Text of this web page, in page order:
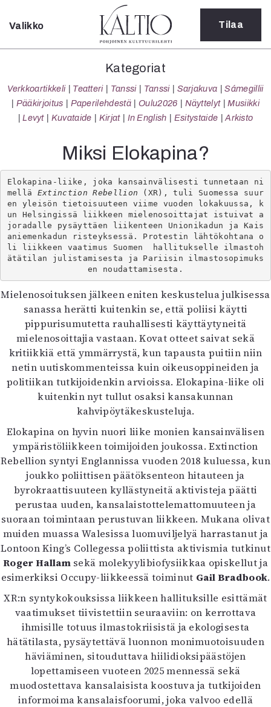
Sulje
Kategoriat
Verkkoartikkeli
Teatteri
Tanssi
Sarjakuva
Sámegillii
Pääkirjoitus
Paperilehdestä
Oulu2026
Näyttelyt
Musiikki
Levyt
Kuvataide
In English
Esitystaide
Arkisto
Lehdet
4/2026
2–3/2026
1/2026
6/2025
5/2025 saame
5/2025
Lehtiarkisto
Info
Tilaus ja irtonumerot
Yhteistyössä
Toimitus
Mediatiedot
Kaltio ry
Valikko Tilaa
Kategoriat
Verkkoartikkeli Teatteri Tanssi Tanssi Sarjakuva
Sámegillii
Pääkirjoitus
Paperilehdestä Oulu2026 Näyttelyt
Musiikki
Levyt
Kuvataide Kirjat In English Esitystaide Arkisto
Miksi Elokapina?
Elokapina-liike, joka kansainvälisesti tunnetaan ni
mellä Extinction Rebellion (XR), tuli Suomessa suur
en yleisön tietoisuuteen viime vuoden lokakuussa, k
un Helsingissä liikkeen mielenosoittajat istuivat a
joradalle pysäyttäen liikenteen Unionikadun ja Kais
aniemenkadun risteyksessä. Protestin lähtökohtana o
li liikkeen vaatimus Suomen  hallitukselle ilmastoh
ätätilan julistamisesta ja Pariisin ilmastosopimuks
en noudattamisesta.
Mielenosoituksen jälkeen eniten keskustelua julkisessa
sanassa herätti kuitenkin se, että poliisi käytti
pippurisumutetta rauhallisesti käyttäytyneitä
mielenosoittajia vastaan. Kovat otteet saivat sekä
kritiikkiä että ymmärrystä, kun tapausta puitiin niin
netin uutiskommenteissa kuin oikeusoppineiden ja
politiikan tutkijoidenkin arvioissa. Elokapina-liike oli
kuitenkin nyt tullut osaksi kansakunnan
kahvipöytäkeskusteluja.
Elokapina on hyvin nuori liike monien kansainvälisen
ympäristöliikkeen toimijoiden joukossa. Extinction
Rebellion syntyi Englannissa vuoden 2018 kuluessa, kun
joukko poliittisen päätöksenteon hitauteen ja
byrokraattisuuteen kyllästyneitä aktivisteja päätti
perustaa uuden, kansalaistottelemattomuuteen ja
suoraan toimintaan perustuvan liikkeen. Mukana olivat
muiden muassa Walesissa luomuviljelyä harrastanut ja
Lontoon King’s Collegessa poliittista aktivismia tutkinut
Roger Hallamsekä molekyylibiofysiikkaa opiskellut ja
esimerkiksi Occupy-liikkeessä toiminut Gail Bradbook.
XR:n syntykokouksissa liikkeen hallituksille esittämät
vaatimukset tiivistettiin seuraaviin: on kerrottava
ihmisille totuus ilmastokriisistä ja ekologisesta
hätätilasta, pysäytettävä luonnon monimuotoisuuden
häviäminen, sitouduttava hiilidioksipäästöjen
lopettamiseen vuoteen 2025 mennessä sekä
muodostettava kansalaisista koostuva ja tutkijoiden
informoima kansalaisfoorumi, joka valvoo edellä